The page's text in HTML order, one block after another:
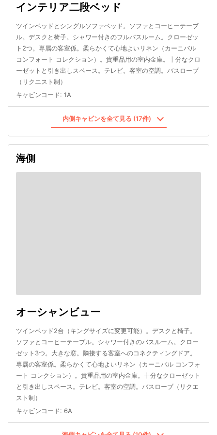
インテリア二段ベッド
ツインベッドとシングルソファベッド。ソファとコーヒーテーブ
ル。デスクと椅子。シャワー付きのフルバスルーム。クローゼッ
ト2つ。専属の客室係。柔らかくて心地よいリネン（カーニバル
コンフォート コレクション）。貴重品用の室内金庫。十分なクロ
ーゼットと引き出しスペース。テレビ。客室の空調。バスローブ
（リクエスト制）
キャビンコード: 1A
内側キャビンを全て見る (17件)
海側
オーシャンビュー
ツインベッド2台（キングサイズに変更可能）。デスクと椅子。
ソファとコーヒーテーブル。シャワー付きのバスルーム。クロー
ゼット3つ。大きな窓。隣接する客室へのコネクティングドア。
専属の客室係。柔らかくて心地よいリネン（カーニバル コンフォ
ート コレクション）。貴重品用の室内金庫。十分なクローゼット
と引き出しスペース。テレビ。客室の空調。バスローブ（リクエ
スト制）
キャビンコード: 6A